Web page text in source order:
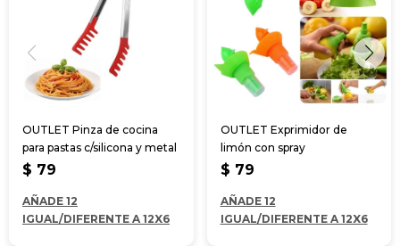
OUTLET Pinza de cocina
para pastas c/silicona y metal
$ 79
AÑADE 12
IGUAL/DIFERENTE A 12X6
OUTLET Exprimidor de
limón con spray
$ 79
AÑADE 12
IGUAL/DIFERENTE A 12X6